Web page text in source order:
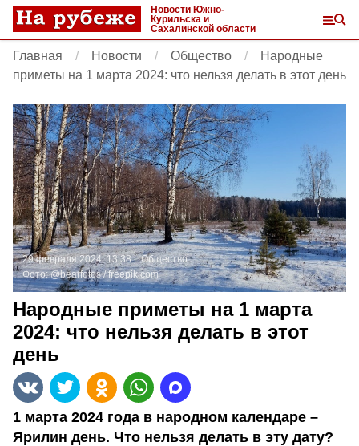
Новости Южно-
Курильска и
Сахалинской области
Главная Новости Общество
Народные
приметы на 1 марта 2024: что нельзя делать в этот день
29 февраля 2024, 13:38
Общество
Фото:@bearfotos /freepik.com
Народные приметы на 1 марта
2024: что нельзя делать в этот
день
1 марта 2024 года в народном календаре –
Ярилин день. Что нельзя делать в эту дату?